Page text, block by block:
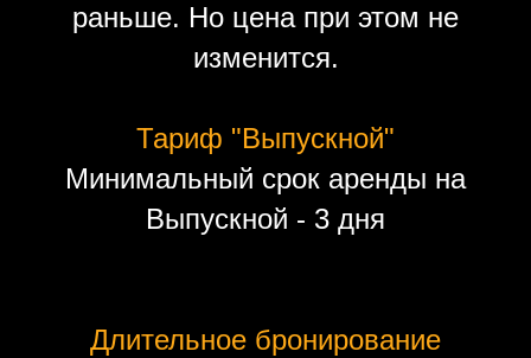
раньше. Но цена при этом не
изменится.
Тариф "Выпускной"
Минимальный срок аренды на
Выпускной - 3 дня
Длительное бронирование